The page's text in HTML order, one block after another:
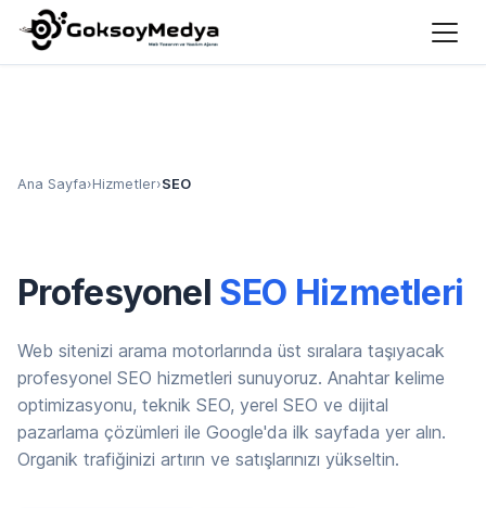
Ana Sayfa›Hizmetler›SEO
Profesyonel SEO Hizmetleri
Web sitenizi arama motorlarında üst sıralara taşıyacak
profesyonel SEO hizmetleri sunuyoruz. Anahtar kelime
optimizasyonu, teknik SEO, yerel SEO ve dijital
pazarlama çözümleri ile Google'da ilk sayfada yer alın.
Organik trafiğinizi artırın ve satışlarınızı yükseltin.